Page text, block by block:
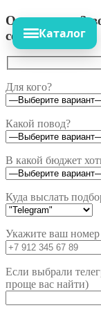
Ответьте на 3
сет!
Для кого?
Какой повод?
В какой бюджет
Куда выслать
Укажите ваш
Если выбрали
проще вас найти)
Каталог